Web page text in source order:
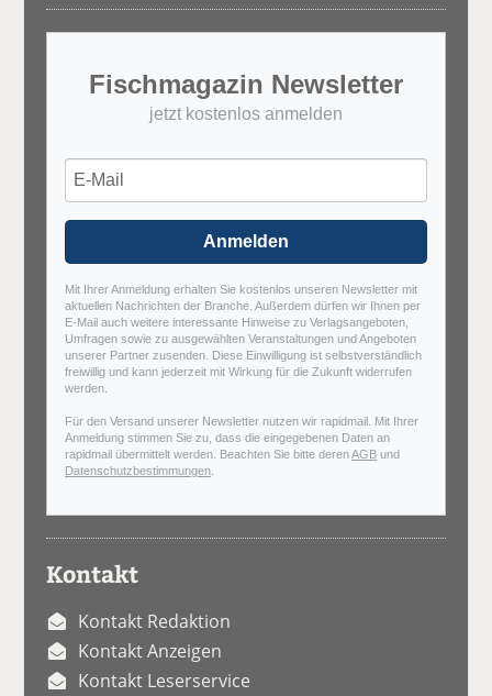
Fischmagazin Newsletter
jetzt kostenlos anmelden
Anmelden
Mit Ihrer Anmeldung erhalten Sie kostenlos unseren Newsletter mit
aktuellen Nachrichten der Branche. Außerdem dürfen wir Ihnen per
E-Mail auch weitere interessante Hinweise zu Verlagsangeboten,
Umfragen sowie zu ausgewählten Veranstaltungen und Angeboten
unserer Partner zusenden. Diese Einwilligung ist selbstverständlich
freiwillig und kann jederzeit mit Wirkung für die Zukunft widerrufen
werden.
Für den Versand unserer Newsletter nutzen wir rapidmail. Mit Ihrer
Anmeldung stimmen Sie zu, dass die eingegebenen Daten an
rapidmail übermittelt werden. Beachten Sie bitte derenAGB und
Datenschutzbestimmungen
Kontakt
Kontakt Redaktion
Kontakt Anzeigen
Kontakt Leserservice